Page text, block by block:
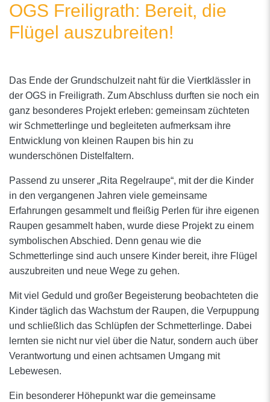
OGS Freiligrath: Bereit, die
Flügel auszubreiten!
Das Ende der Grundschulzeit naht für die Viertklässler in
der OGS in Freiligrath. Zum Abschluss durften sie noch ein
ganz besonderes Projekt erleben: gemeinsam züchteten
wir Schmetterlinge und begleiteten aufmerksam ihre
Entwicklung von kleinen Raupen bis hin zu
wunderschönen Distelfaltern.
Passend zu unserer „Rita Regelraupe“, mit der die Kinder
in den vergangenen Jahren viele gemeinsame
Erfahrungen gesammelt und fleißig Perlen für ihre eigenen
Raupen gesammelt haben, wurde diese Projekt zu einem
symbolischen Abschied. Denn genau wie die
Schmetterlinge sind auch unsere Kinder bereit, ihre Flügel
auszubreiten und neue Wege zu gehen.
Mit viel Geduld und großer Begeisterung beobachteten die
Kinder täglich das Wachstum der Raupen, die Verpuppung
und schließlich das Schlüpfen der Schmetterlinge. Dabei
lernten sie nicht nur viel über die Natur, sondern auch über
Verantwortung und einen achtsamen Umgang mit
Lebewesen.
Ein besonderer Höhepunkt war die gemeinsame